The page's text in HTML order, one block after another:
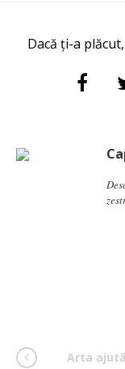
Dacă ți-a
Arta